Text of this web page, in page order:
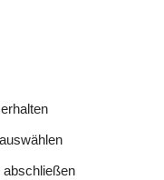
abschließen